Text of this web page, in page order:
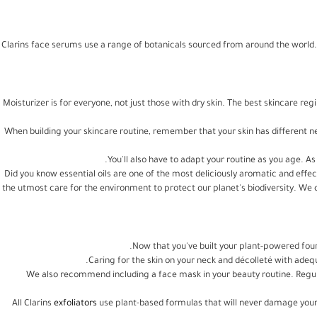
Clarins face serums use a range of botanicals sourced from around the
Moisturizer is for everyone, not just those with dry skin. The best skincare
When building your skincare routine, remember that your skin has different
You'll also have to adapt your routine as you age.
Did you know essential oils are one of the most deliciously aromatic and
the utmost care for the environment to protect our planet's biodiversity.
Now that you've built your plant-powered
Caring for the skin on your neck and décolleté with
We also recommend including a face mask in your beauty routine.
All Clarins exfoliators use plant-based formulas that will never damage